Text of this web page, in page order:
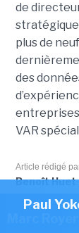
Marc
de
plus de
des
entreprises
VAR
Article rédigé
Benoît Huet
Paul